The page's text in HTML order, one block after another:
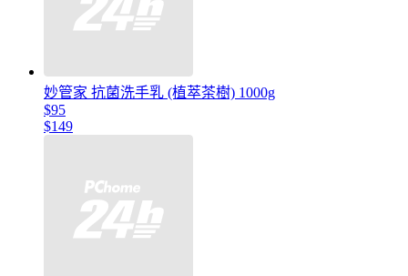
妙管家 抗菌洗手乳 (植萃茶樹) 1000g
$95
$149